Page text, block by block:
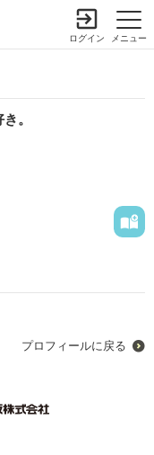
メニュー
ログイン
。
プロフィールに戻る